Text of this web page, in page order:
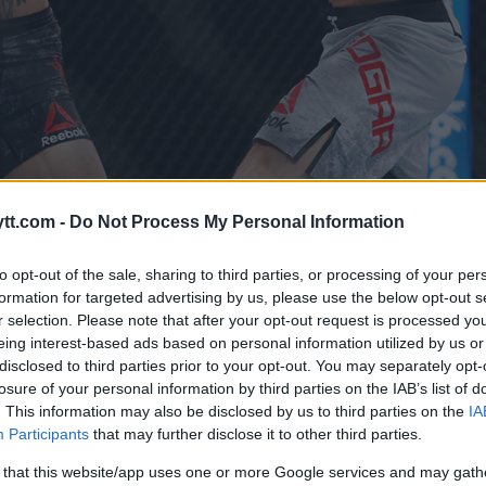
- Do Not Process My Personal Information
opt-out of the sale, sharing to third parties, or processing of your
for targeted advertising by us, please use the below opt-out
selection. Please note that after your opt-out request is processed
interest-based ads based on personal information utilized by us
to third parties prior to your opt-out. You may separately
of your personal information by third parties on the IAB’s list of
This information may also be disclosed by us to third parties on the
Participants that may further disclose it to other third parties.
that this website/app uses one or more Google services and may
mot Cub Swanson (sort shorts) (Foto: Noah K. Murray, USA TODAY
å ikke tildele “The Answer” Edgar seieren, som blir
da de kjempet i 2014.
uoppgjorte forretninger med enten Holloway eller Ortega.
jeg gjorde det veldig bra mot Brian
forklarte Edgar om Ortega-